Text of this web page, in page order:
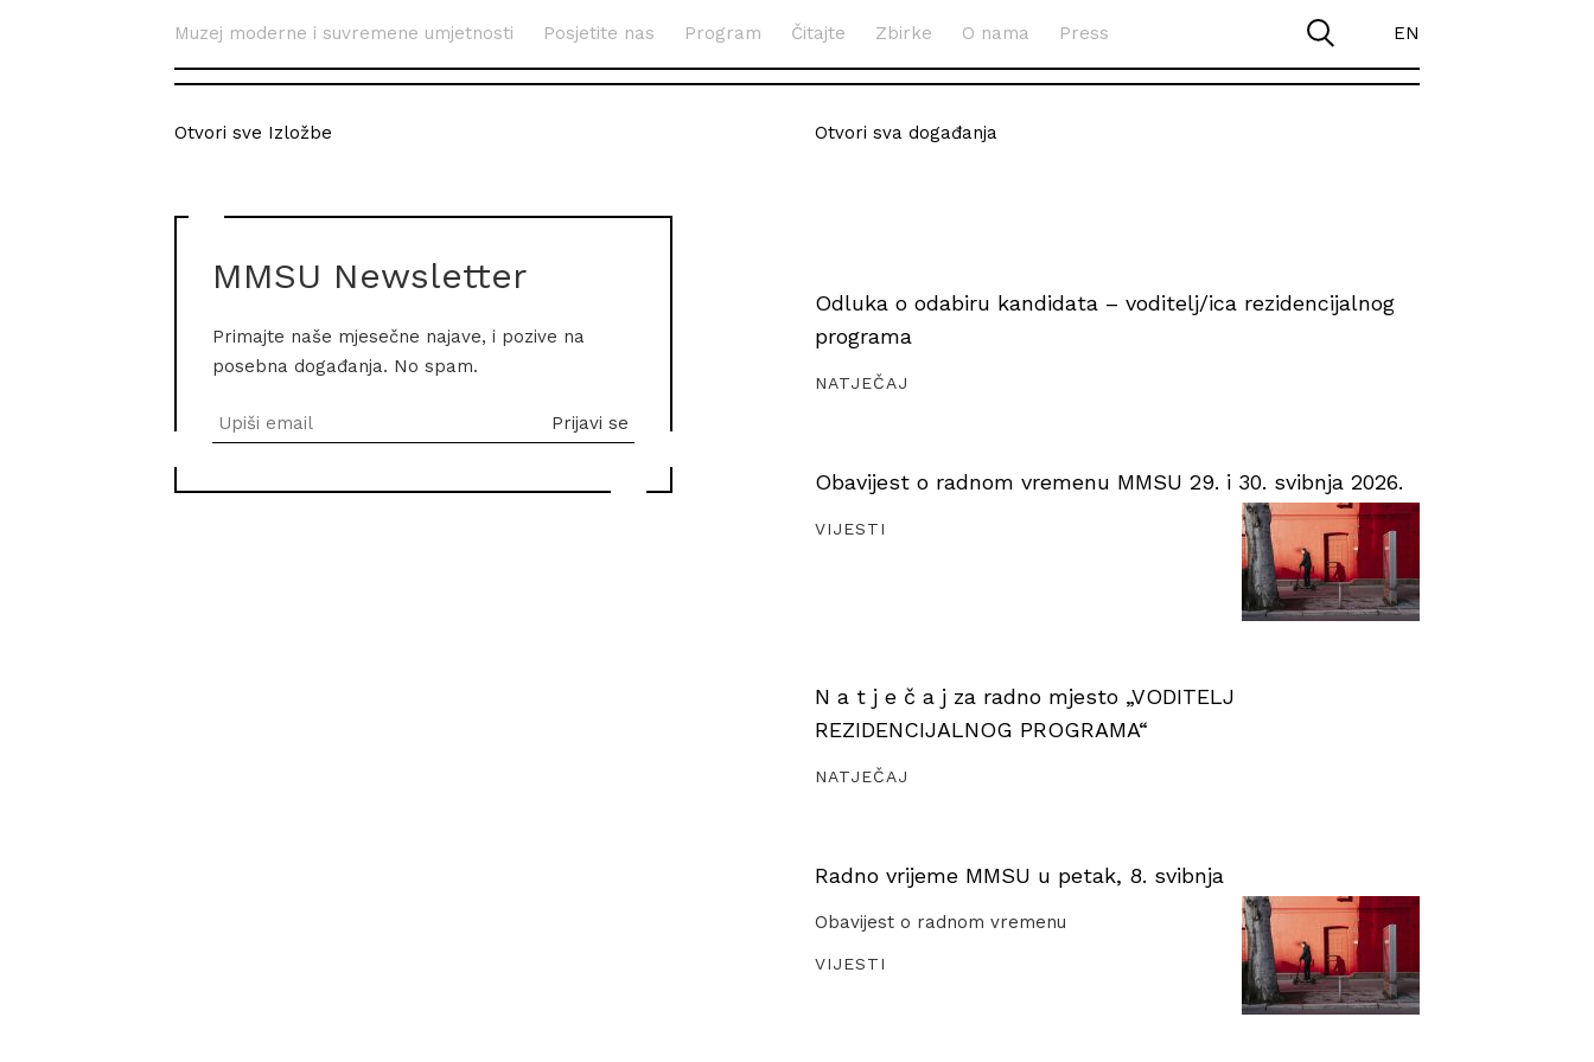
Muzej moderne i suvremene umjetnosti Posjetite nas Program Čitajte Zbirke O nama Press EN
Otvori sve Izložbe
MMSU Newsletter
Primajte naše mjesečne najave, i pozive na
posebna događanja. No spam.
Otvori sva događanja
Odluka o odabiru kandidata – voditelj/ica rezidencijalnog
programa
NATJEČAJ
Obavijest o radnom vremenu MMSU 29. i 30. svibnja 2026.
VIJESTI
N a t j e č a j za radno mjesto „VODITELJ
REZIDENCIJALNOG PROGRAMA“
NATJEČAJ
Radno vrijeme MMSU u petak, 8. svibnja
Obavijest o radnom vremenu
VIJESTI